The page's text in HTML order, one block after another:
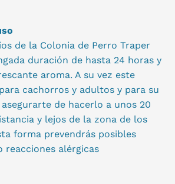
de la Colonia de Perro Traper
duración de hasta 24 horas y
aroma. A su vez este
cachorros y adultos y para su
de hacerlo a unos 20
y lejos de la zona de los
forma prevendrás posibles
reacciones alérgicas